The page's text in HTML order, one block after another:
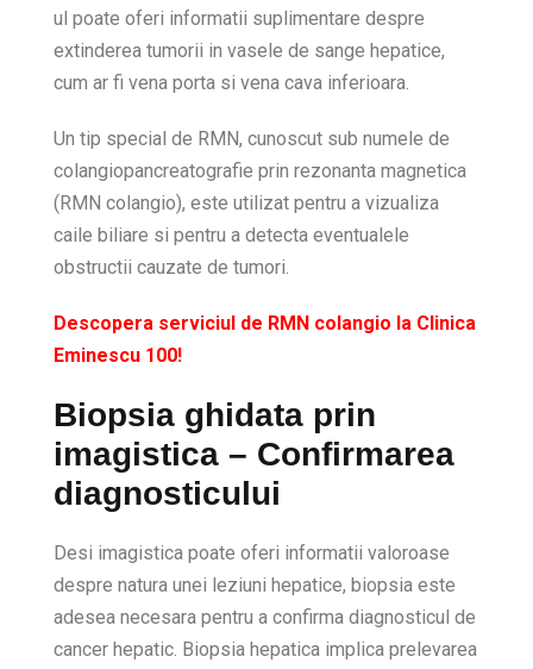
ul poate oferi informatii suplimentare despre
extinderea tumorii in vasele de sange hepatice,
cum ar fi vena porta si vena cava inferioara.
Un tip special de RMN, cunoscut sub numele de
colangiopancreatografie prin rezonanta magnetica
(RMN colangio), este utilizat pentru a vizualiza
caile biliare si pentru a detecta eventualele
obstructii cauzate de tumori.
Descopera serviciul de RMN colangio la Clinica
Eminescu 100!
Biopsia ghidata prin
imagistica – Confirmarea
diagnosticului
Desi imagistica poate oferi informatii valoroase
despre natura unei leziuni hepatice, biopsia este
adesea necesara pentru a confirma diagnosticul de
cancer hepatic. Biopsia hepatica implica prelevarea